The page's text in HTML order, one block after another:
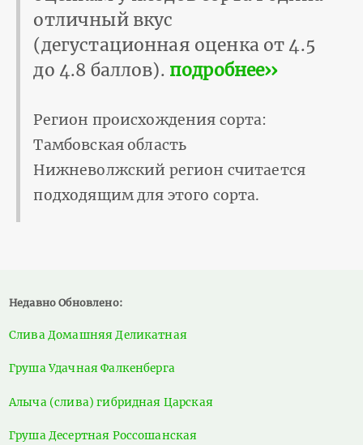
отличный вкус
(дегустационная оценка от 4.5
до 4.8 баллов). подробнее››
Регион происхождения сорта:
Тамбовская область
Нижневолжский регион считается
подходящим для этого сорта.
Недавно Обновлено:
Слива Домашняя Деликатная
Груша Удачная Фалкенберга
Алыча (слива) гибридная Царская
Груша Десертная Россошанская